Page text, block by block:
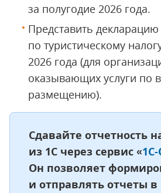
за полугодие 2026 года.
Представить декларацию
по туристическому
2026 года (для
оказывающих услуги по
размещению).
Сдавайте отчетность
из 1С через сервис «
Он позволяет
и отправлять отчеты